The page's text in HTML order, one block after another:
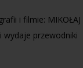
i filmie: MIKOŁAJ
wydaje przewodniki